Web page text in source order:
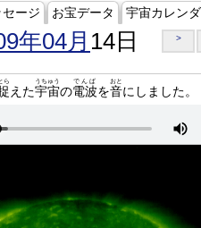
ージ お宝データ 宇宙カレン
年04月 14日 >
ら
えた宇宙
うちゅう
の電波
でんぱ
を音
おと
にしました。